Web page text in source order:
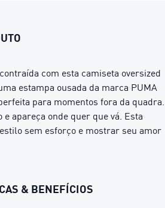
com esta camiseta oversized
estampa ousada da marca PUMA
para momentos fora da quadra.
apareça onde quer que vá. Esta
sem esforço e mostrar seu amor
& BENEFÍCIOS